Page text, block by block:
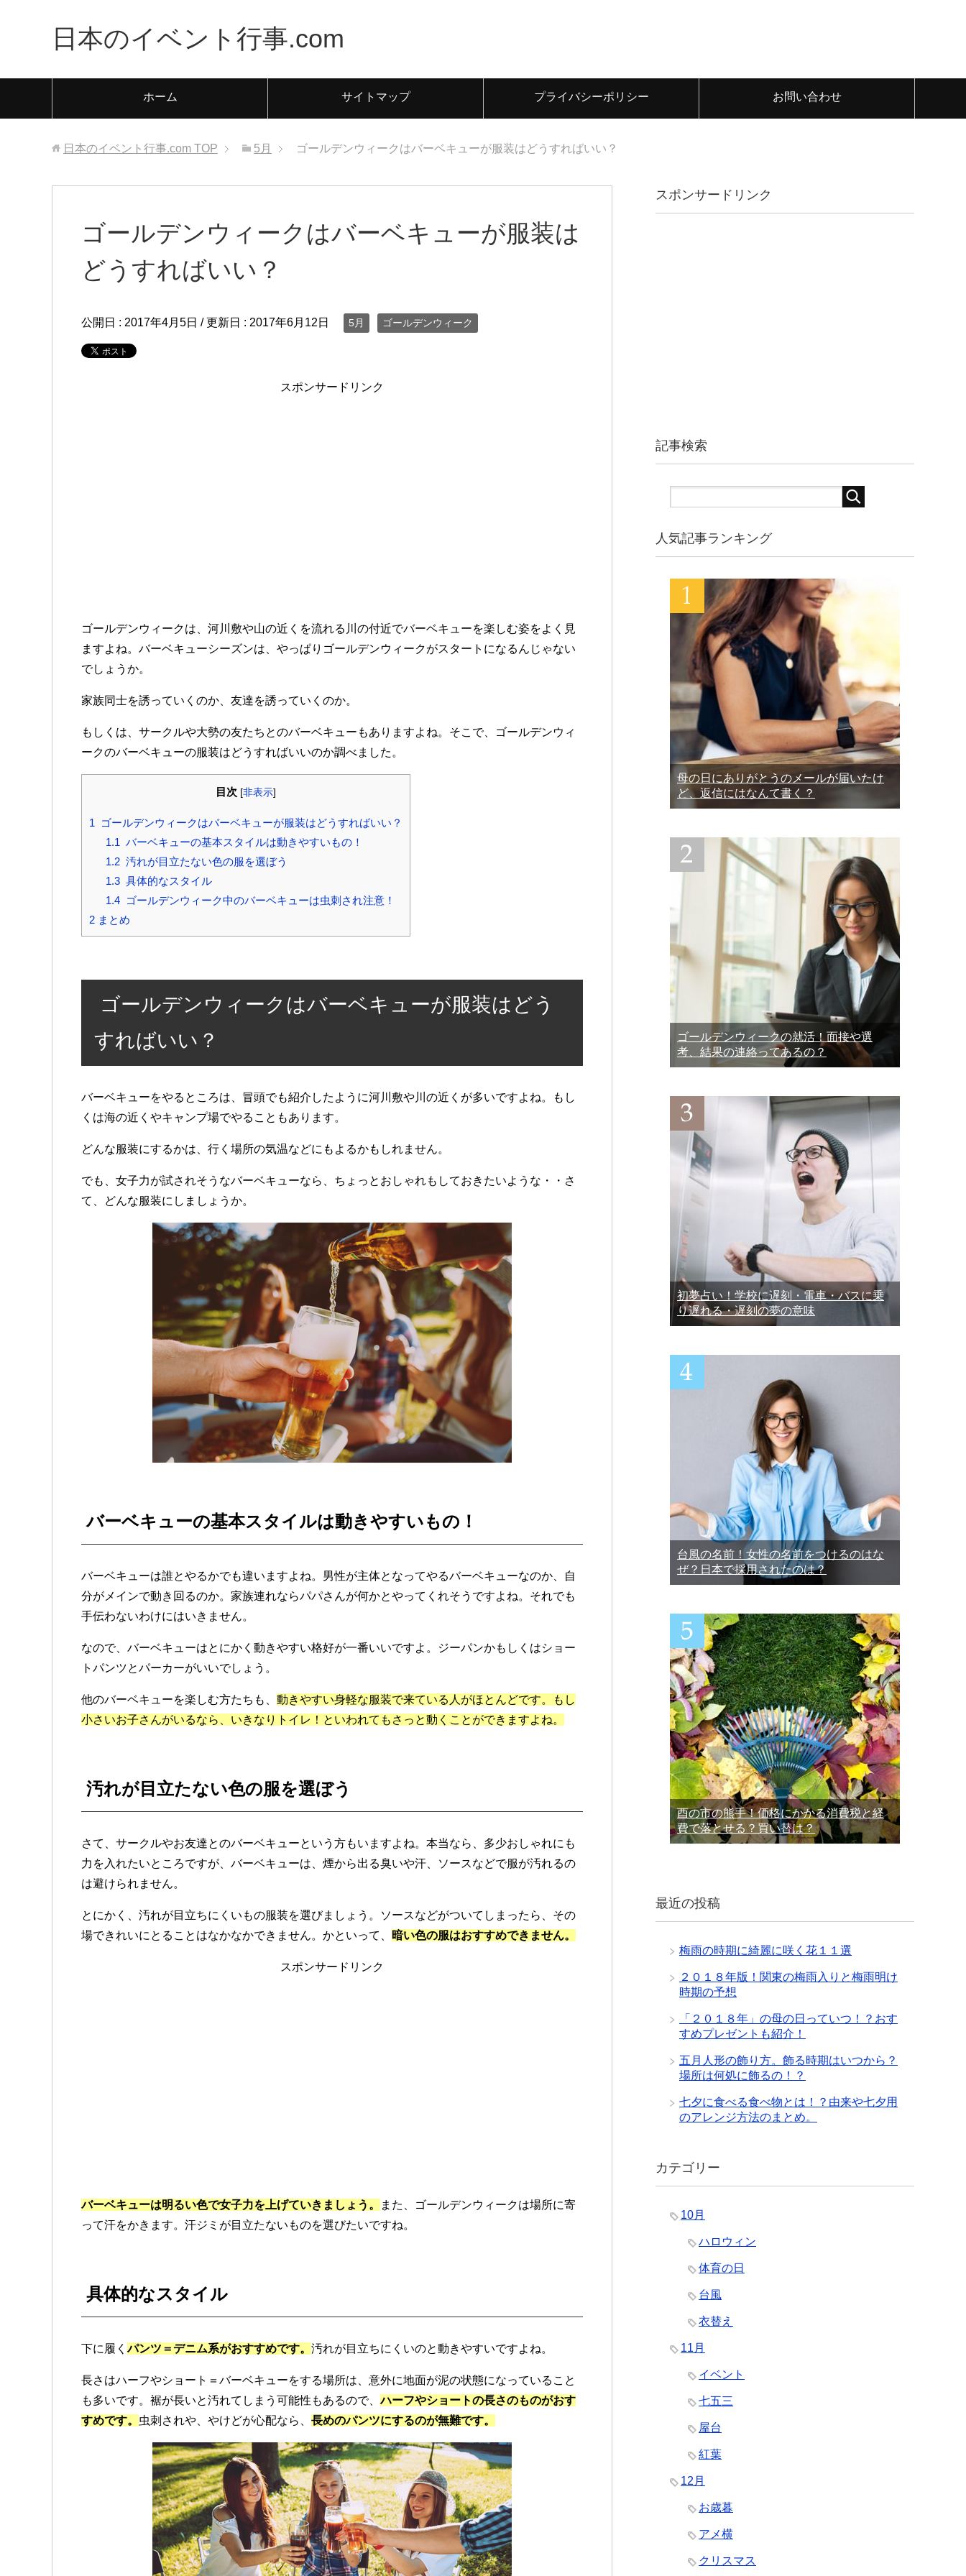
日本のイベント行事.com
ホーム サイトマップ プライバシーポリシー お問い合わせ
日本のイベント行事.com TOP 5月 ゴールデンウィークはバーベキューが服装はどうすればいい？
ゴールデンウィークはバーベキューが服装は
どうすればいい？
公開日 : 2017年4月5日 / 更新日 : 2017年6月12日 5月 ゴールデンウィーク
スポンサードリンク
ゴールデンウィークは、河川敷や山の近くを流れる川の付近でバーベキューを楽しむ姿をよく見
ますよね。バーベキューシーズンは、やっぱりゴールデンウィークがスタートになるんじゃない
でしょうか。
家族同士を誘っていくのか、友達を誘っていくのか。
もしくは、サークルや大勢の友たちとのバーベキューもありますよね。そこで、ゴールデンウィ
ークのバーベキューの服装はどうすればいいのか調べました。
目次 [非表示]
1 ゴールデンウィークはバーベキューが服装はどうすればいい？
1.1 バーベキューの基本スタイルは動きやすいもの！
1.2汚れが目立たない色の服を選ぼう
1.3具体的なスタイル
1.4ゴールデンウィーク中のバーベキューは虫刺され注意！
2 まとめ
ゴールデンウィークはバーベキューが服装はどう
すればいい？
バーベキューをやるところは、冒頭でも紹介したように河川敷や川の近くが多いですよね。もし
くは海の近くやキャンプ場でやることもあります。
どんな服装にするかは、行く場所の気温などにもよるかもしれません。
でも、女子力が試されそうなバーベキューなら、ちょっとおしゃれもしておきたいような・・さ
て、どんな服装にしましょうか。
バーベキューの基本スタイルは動きやすいもの！
バーベキューは誰とやるかでも違いますよね。男性が主体となってやるバーベキューなのか、自
分がメインで動き回るのか。家族連れならパパさんが何かとやってくれそうですよね。それでも
手伝わないわけにはいきません。
なので、バーベキューはとにかく動きやすい格好が一番いいですよ。ジーパンかもしくはショー
トパンツとパーカーがいいでしょう。
他のバーベキューを楽しむ方たちも、 動きやすい身軽な服装で来ている人がほとんどです。もし
小さいお子さんがいるなら、いきなりトイレ！といわれてもさっと動くことができますよね。
汚れが目立たない色の服を選ぼう
さて、サークルやお友達とのバーベキューという方もいますよね。本当なら、多少おしゃれにも
力を入れたいところですが、バーベキューは、煙から出る臭いや汗、ソースなどで服が汚れるの
は避けられません。
とにかく、汚れが目立ちにくいもの服装を選びましょう。ソースなどがついてしまったら、その
場できれいにとることはなかなかできません。かといって、
暗い色の服はおすすめできません。
スポンサードリンク
バーベキューは明るい色で女子力を上げていきましょう。
また、ゴールデンウィークは場所に寄
って汗をかきます。汗ジミが目立たないものを選びたいですね。
具体的なスタイル
下に履くパンツ＝デニム系がおすすめです。 汚れが目立ちにくいのと動きやすいですよね。
長さはハーフやショート＝バーベキューをする場所は、意外に地面が泥の状態になっていること
も多いです。裾が長いと汚れてしまう可能性もあるので、ハーフやショートの長さのものがおす
すめです。 虫刺されや、やけどが心配なら、 長めのパンツにするのが無難です。
スポンサードリンク
記事検索
人気記事ランキング
母の日にありがとうのメールが届いたけ
ど、返信にはなんて書く？
ゴールデンウィークの就活！面接や選
考、結果の連絡ってあるの？
初夢占い！学校に遅刻・電車・バスに乗
り遅れる・遅刻の夢の意味
台風の名前！女性の名前をつけるのはな
ぜ？日本で採用されたのは？
酉の市の熊手！価格にかかる消費税と経
費で落とせる？買い替は？
最近の投稿
梅雨の時期に綺麗に咲く花１１選
２０１８年版！関東の梅雨入りと梅雨明け
時期の予想
「２０１８年」の母の日っていつ！？おす
すめプレゼントも紹介！
五月人形の飾り方。飾る時期はいつから？
場所は何処に飾るの！？
七夕に食べる食べ物とは！？由来や七夕用
のアレンジ方法のまとめ。
カテゴリー
10月
ハロウィン
体育の日
台風
衣替え
11月
イベント
七五三
屋台
紅葉
12月
お歳暮
アメ横
クリスマス